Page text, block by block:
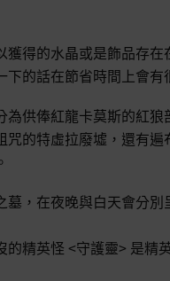
獲得的水晶或是飾品存在
下的話在節省時間上會有
為供俸紅龍卡莫斯的紅狼
咒的特虛拉廢墟，還有遍
墓，在夜晚與白天會分別
的精英怪 <守護靈> 是精